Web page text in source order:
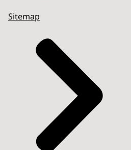
Sitemap